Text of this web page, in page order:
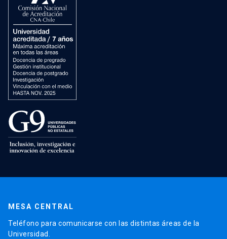
MESA CENTRAL
Teléfono para comunicarse con las distintas áreas de la
Universidad.